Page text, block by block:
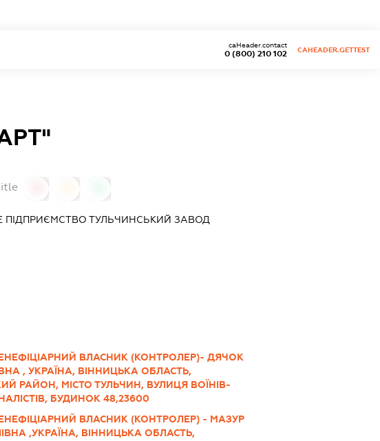
0 (800) 210 102
caHeader.contact
CAHEADER.GETTEST
ПІДПРИЄМСТВО ТУЛЬЧИНСЬКИЙ ЗАВОД
ВЛАСНИК (КОНТРОЛЕР)- ДЯЧОК
, УКРАЇНА, ВІННИЦЬКА ОБЛАСТЬ,
РАЙОН, МІСТО ТУЛЬЧИН, ВУЛИЦЯ ВОЇНІВ-
БУДИНОК 48,23600
ВЛАСНИК (КОНТРОЛЕР) - МАЗУР
,УКРАЇНА, ВІННИЦЬКА ОБЛАСТЬ,